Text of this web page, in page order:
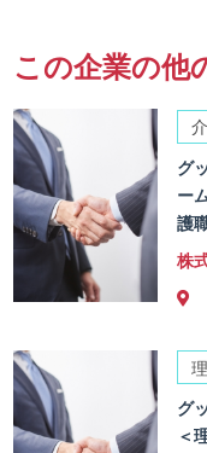
この企業の他
グ
ー
護
株
グ
＜